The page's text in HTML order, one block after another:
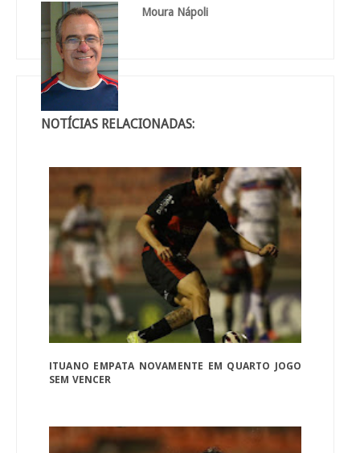
Moura Nápoli
NOTÍCIAS RELACIONADAS:
ITUANO EMPATA NOVAMENTE EM QUARTO JOGO
SEM VENCER